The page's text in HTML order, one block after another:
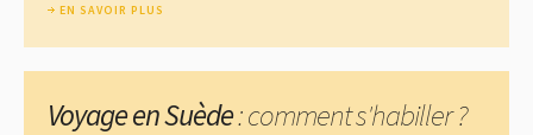
EN SAVOIR PLUS
Voyage en Suède: comment s'habiller ?